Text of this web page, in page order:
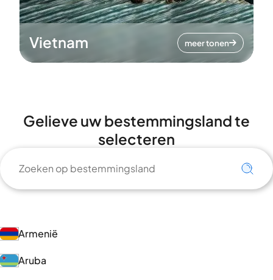
Vietnam meer tonen
Gelieve uw bestemmingsland te
selecteren
Armenië
Aruba